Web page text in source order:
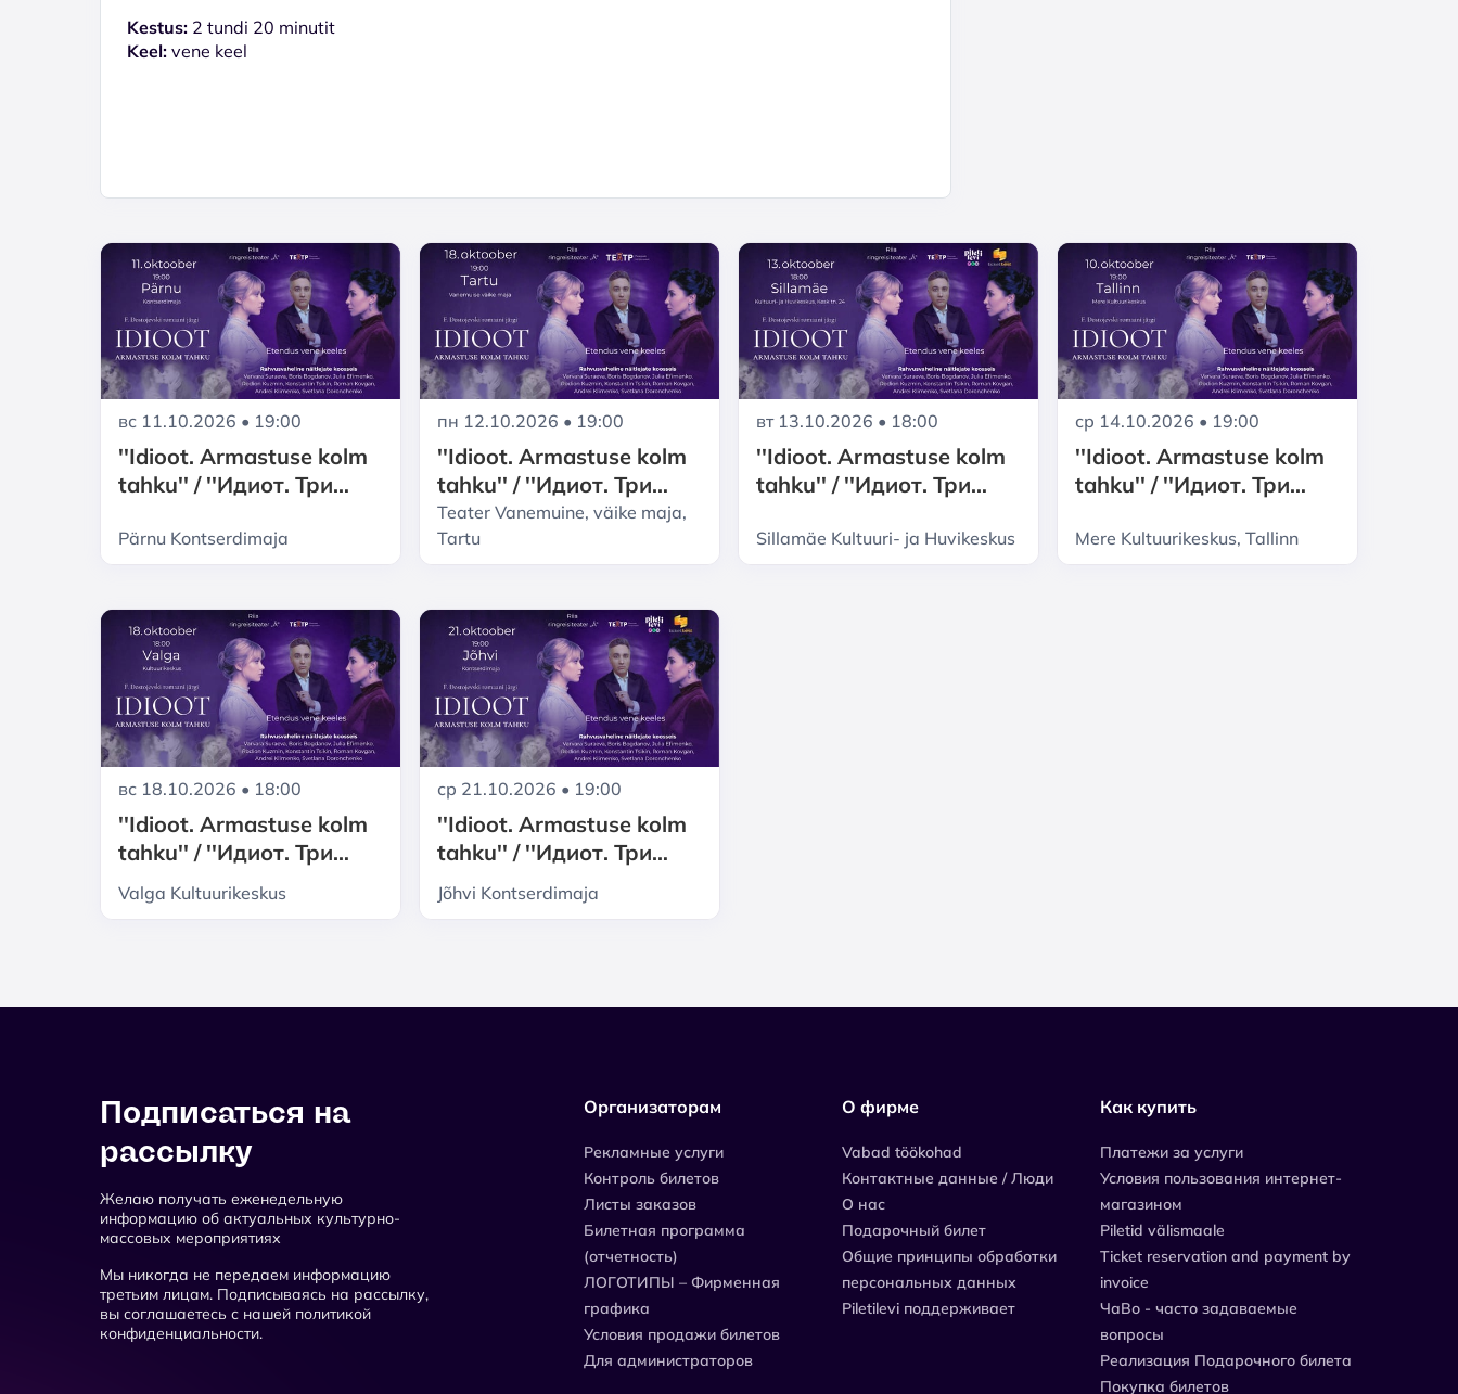
Kestus: 2 tundi 20 minutit
Keel: vene keel
вс 11.10.2026 • 19:00
''Idioot. Armastuse kolm
tahku'' / ''Идиот. Три
Pärnu Kontserdimaja
пн 12.10.2026 • 19:00
''Idioot. Armastuse kolm
tahku'' / ''Идиот. Три
грани любви''
Teater Vanemuine, väike maja,
Tartu
вт 13.10.2026 • 18:00
''Idioot. Armastuse kolm
tahku'' / ''Идиот. Три
Sillamäe Kultuuri- ja Huvikeskus
ср 14.10.2026 • 19:00
''Idioot. Armastuse kolm
tahku'' / ''Идиот. Три
Mere Kultuurikeskus, Tallinn
вс 18.10.2026 • 18:00
''Idioot. Armastuse kolm
tahku'' / ''Идиот. Три
грани любви''
Valga Kultuurikeskus
ср 21.10.2026 • 19:00
''Idioot. Armastuse kolm
tahku'' / ''Идиот. Три
грани любви''
Jõhvi Kontserdimaja
Подписаться на
рассылку
Желаю получать еженедельную
информацию об актуальных культурно-
массовых мероприятиях
Мы никогда не передаем информацию
третьим лицам. Подписываясь на рассылку,
вы соглашаетесь с нашей политикой
конфиденциальности.
Организаторам
Рекламные услуги
Контроль билетов
Листы заказов
Билетная программа
(отчетность)
ЛОГОТИПЫ – Фирменная
графика
Условия продажи билетов
Для администраторов
О фирме
Vabad töökohad
Контактные данные / Люди
О нас
Подарочный билет
Общие принципы обработки
персональных данных
Piletilevi поддерживает
Как купить
Платежи за услуги
Условия пользования интернет-
магазином
Piletid välismaale
Ticket reservation and payment by
invoice
ЧаВо - часто задаваемые
вопросы
Реализация Подарочного билета
Покупка билетов